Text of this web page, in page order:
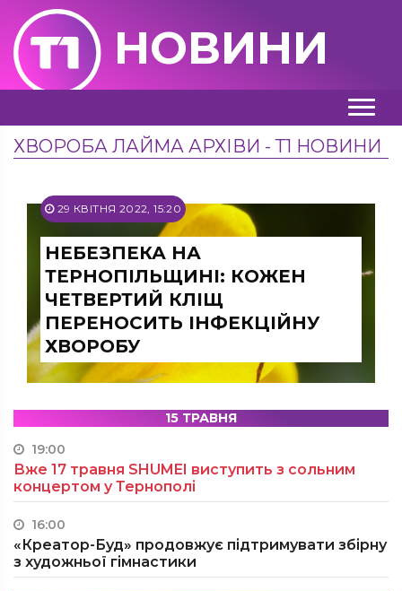
НОВИНИ
ХВОРОБА ЛАЙМА АРХІВИ - Т1 НОВИНИ
29 КВІТНЯ 2022, 15:20
НЕБЕЗПЕКА НА
ТЕРНОПІЛЬЩИНІ: КОЖЕН
ЧЕТВЕРТИЙ КЛІЩ
ПЕРЕНОСИТЬ ІНФЕКЦІЙНУ
ХВОРОБУ
15 ТРАВНЯ
19:00
Вже 17 травня SHUMEI виступить з сольним
концертом у Тернополі
16:00
«Креатор-Буд» продовжує підтримувати збірну
з художньої гімнастики